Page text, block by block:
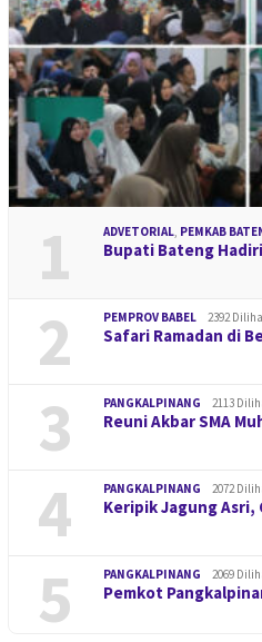
1 ADVETORIAL, PEMKAB
Bupati Bateng
2 PEMPROV BABEL 2392
Safari Ramadan di
3 PANGKALPINANG 2113
Reuni Akbar SMA
4 PANGKALPINANG 2072
Keripik Jagung
5 PANGKALPINANG 2069
Pemkot